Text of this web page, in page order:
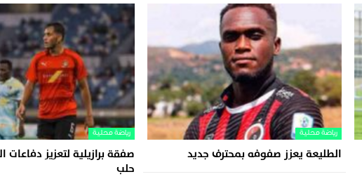
رياضة محلية
الطليعة يعزز صفوفه بمحترف جديد
رياضة محلية
صفقة برازيلية لتعزيز دفاعات
حلب